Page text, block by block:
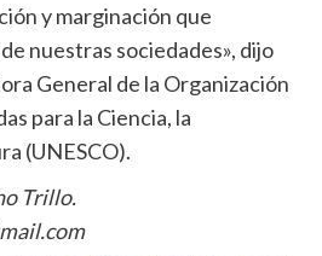
y marginación que
nuestras sociedades», dijo
General de la Organización
para la Ciencia, la
(UNESCO).
Trillo.